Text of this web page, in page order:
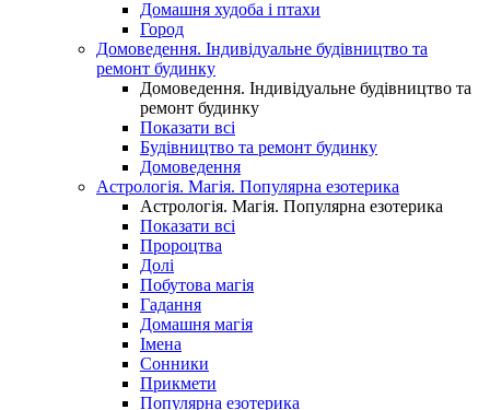
Домашня худоба і птахи
Город
Домоведення. Індивідуальне будівництво та
ремонт будинку
Домоведення. Індивідуальне будівництво та
ремонт будинку
Показати всі
Будівництво та ремонт будинку
Домоведення
Астрологія. Магія. Популярна езотерика
Астрологія. Магія. Популярна езотерика
Показати всі
Пророцтва
Долі
Побутова магія
Гадання
Домашня магія
Імена
Сонники
Прикмети
Популярна езотерика